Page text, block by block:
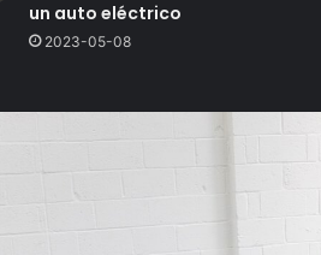
un auto eléctrico
2023-05-08